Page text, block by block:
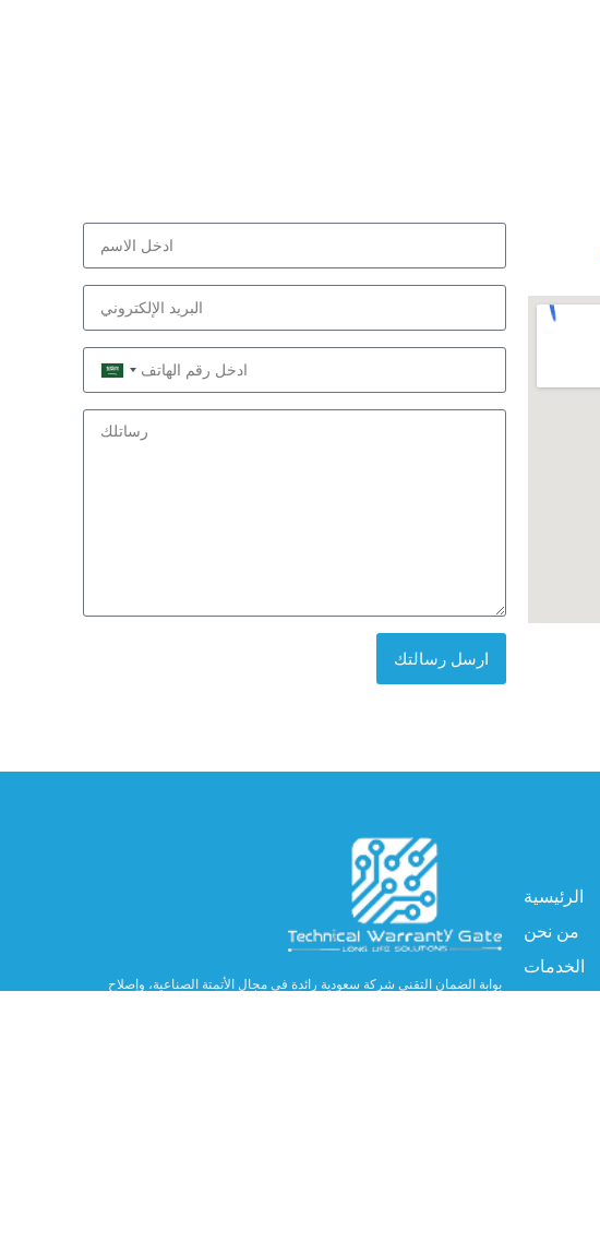
Saudi
Arabia
+966
ارسل رسالتك
بوابة الضمان التقني شركة سعودية رائدة في مجال الأتمتة الصناعية، وإصلاح
الرئيسية
من نحن
الخدمات